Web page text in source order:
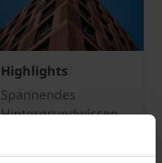
Highlights
Spannendes
Hintergrundwissen
Tonbaustoffen von